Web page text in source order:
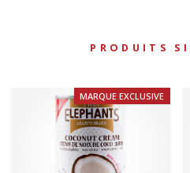
PRODUITS
MARQUE EXCLUSIVE